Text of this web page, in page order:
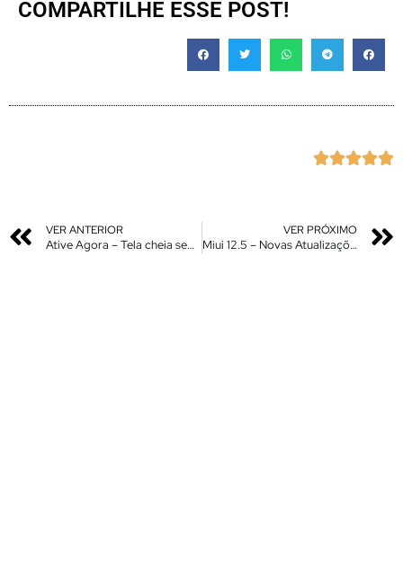
COMPARTILHE ESSE POST!

VER ANTERIOR
Ative Agora – Tela cheia sem bordas na barra de navegação e Logo GBoard
VER PRÓXIMO
Miui 12.5 – Novas Atualizações Liberadas – Miui Melhorada começa a ser Liberada